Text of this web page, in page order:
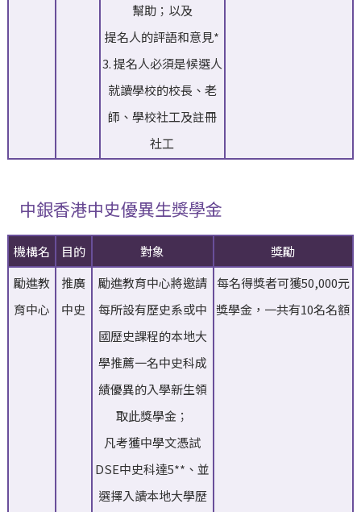
幫助；以及
提名人的評語和意見*
3. 提名人必須是候選人
就讀學校的校長、老
師、學校社工及註冊
社工
中銀香港中史優異生獎學金
機構名 目的 對象
獎勵
勵進教
育中心
推廣
中史
勵進教育中心將邀請
每所設有歷史系或中
國歷史課程的本地大
學推薦一名中史科成
績優異的入學新生領
取此獎學金；
凡考獲中學文憑試
DSE中史科達5**、並
選擇入讀本地大學歷
每名得獎者可獲50,000元
獎學金，一共有10名名額